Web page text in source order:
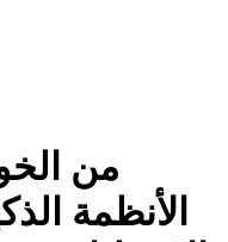
من
الأنظمة